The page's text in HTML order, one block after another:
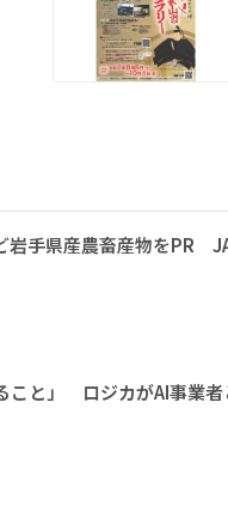
岩手県産農畜産物をPR
こと」 ロジカがAI事業